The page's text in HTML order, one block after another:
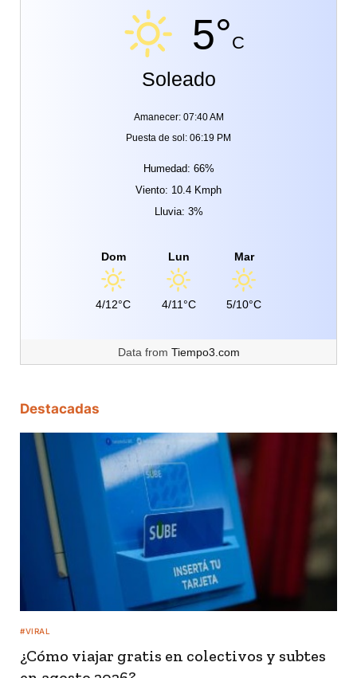
5°C
Soleado
Amanecer: 07:40 AM
Puesta de sol: 06:19 PM
Humedad: 66%
Viento: 10.4 Kmph
Lluvia: 3%
Dom
4/12°C
Lun
4/11°C
Mar
5/10°C
Data from Tiempo3.com
Destacadas
#VIRAL
¿Cómo viajar gratis en colectivos y subtes